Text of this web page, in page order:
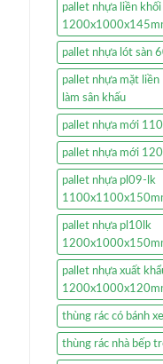
pallet nhựa liền khối
pallet nhựa lót sàn
pallet nhựa mặt
làm sân khấu
pallet nhựa mới
pallet nhựa mới
pallet nhựa pl09-lk
pallet nhựa pl10lk
pallet nhựa xuất
thùng rác có bánh xe
thùng rác nhà bếp